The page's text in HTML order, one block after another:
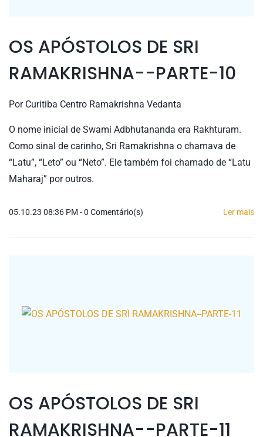
OS APÓSTOLOS DE SRI
RAMAKRISHNA--PARTE-10
Por Curitiba Centro Ramakrishna Vedanta
O nome inicial de Swami Adbhutananda era Rakhturam.
Como sinal de carinho, Sri Ramakrishna o chamava de
“Latu”, “Leto” ou “Neto”. Ele também foi chamado de “Latu
Maharaj” por outros.
05.10.23 08:36 PM -0 Comentário(s) Ler mais
OS APÓSTOLOS DE SRI
RAMAKRISHNA--PARTE-11